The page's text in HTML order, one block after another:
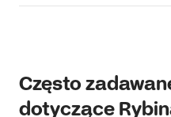
Często
dotyczące